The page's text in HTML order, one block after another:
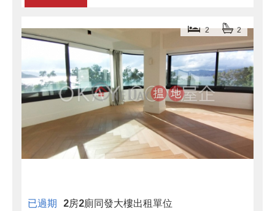
已過期 2房2廁同發大樓出租單位
2 2